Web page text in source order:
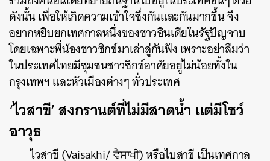
ดังนั้น เพื่อให้เกิดความเข้าใจซึ่งกันและกันมากขึ้น จึง
อยากหยิบยกเทศกาลหนึ่งของชาวอินเดียในรัฐปัญจาบ
โดยเฉพาะพี่น้องชาวซิกข์มาเล่าสู่กันฟัง เพราะอย่าลืมว่า
ในประเทศไทยมีชุมชนชาวซิกข์อาศัยอยู่ไม่น้อยทั้งใน
กรุงเทพฯ และหัวเมืองต่างๆ ทั่วประเทศ
‘ไวสาขี’ สงกรานต์ที่ไม่มีสาดน้ำ แต่มีโชว์
อาวุธ
ไวสาขี (Vaisakhi/ ਵੈਸਾਖੀ) หรือไบสาขี เป็นเทศกาล